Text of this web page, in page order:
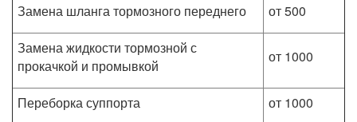
Замена шланга тормозного переднего
от 500
Замена жидкости тормозной с
прокачкой и промывкой
от 1000
Переборка суппорта от 1000